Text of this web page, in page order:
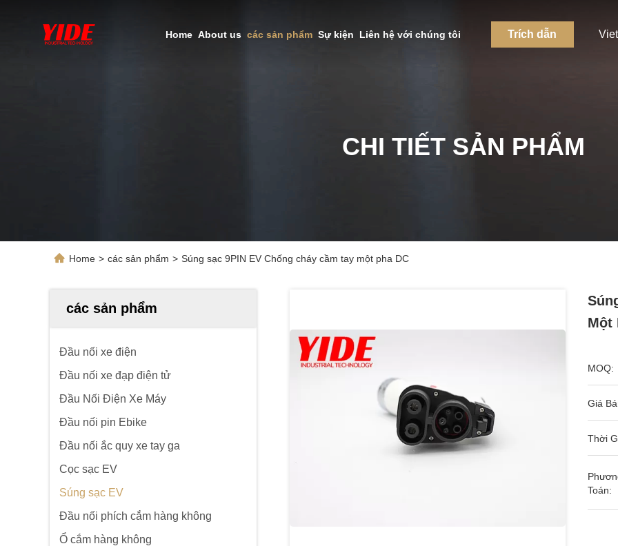
Home About us các sản phẩm Sự kiện Liên hệ với chúng tôi Trích dẫn
CHI TIẾT SẢN PHẨM
Home > các sản phẩm > Súng sạc 9PIN EV Chống cháy cầm tay một pha DC
các sản phẩm
Đầu nối xe điện
Đầu nối xe đạp điện tử
Đầu Nối Điện Xe Máy
Đầu nối pin Ebike
Đầu nối ắc quy xe tay ga
Cọc sạc EV
Súng sạc EV
Đầu nối phích cắm hàng không
Ổ cắm hàng không
Một
MOQ:
Giá
Thời
Toán: